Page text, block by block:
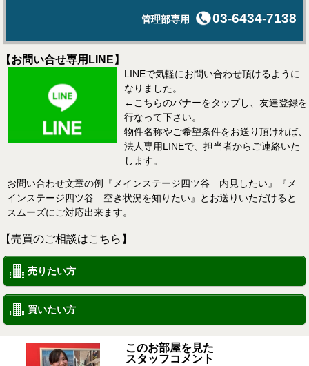
管理部専用 03-6434-7138
【お問い合せ専用LINE】
LINEで気軽にお問い合わせ頂けるように
なりました。
←こちらのバナーをタップし、友達登録を
行なって下さい。
物件名称やご希望条件をお送り頂ければ、
法人専用LINEで、担当者からご連絡いた
します。
お問い合わせ文章の例『メインステージ四ツ谷 内見したい』『メ
インステージ四ツ谷 空き状況を知りたい』とお送りいただけると
スムーズにご対応出来ます。
【売買のご相談はこちら】
売りたい方
買いたい方
このお部屋を見た
スタッフコメント